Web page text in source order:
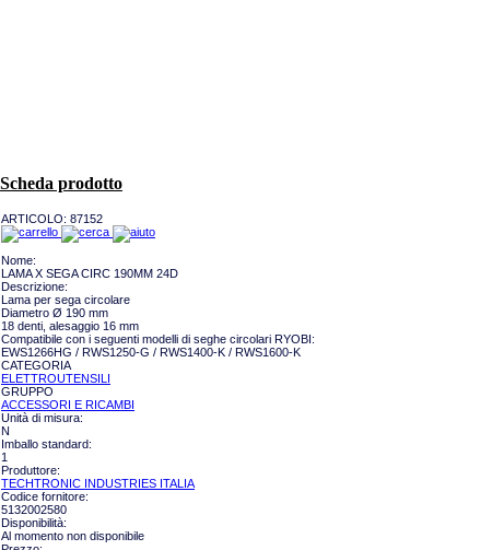
Scheda prodotto
ARTICOLO: 87152
Nome:
LAMA X SEGA CIRC 190MM 24D
Descrizione:
Lama per sega circolare
Diametro Ø 190 mm
18 denti, alesaggio 16 mm
Compatibile con i seguenti modelli di seghe circolari RYOBI:
EWS1266HG / RWS1250-G / RWS1400-K / RWS1600-K
CATEGORIA
ELETTROUTENSILI
GRUPPO
ACCESSORI E RICAMBI
Unità di misura:
N
Imballo standard:
1
Produttore:
TECHTRONIC INDUSTRIES ITALIA
Codice fornitore:
5132002580
Disponibilità:
Al momento non disponibile